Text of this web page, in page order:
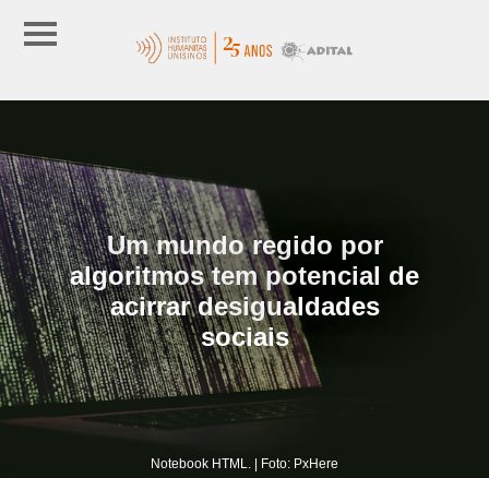
Um mundo regido por
algoritmos tem potencial de
acirrar desigualdades
sociais
Notebook HTML. | Foto: PxHere